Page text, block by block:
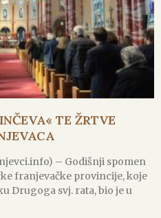
TE ŽRTVE
– Godišnji spomen
franjevačke provincije, koje
Drugoga svj. rata, bio je u